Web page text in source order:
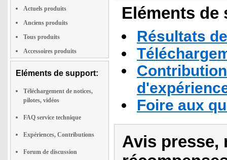
Actuels produits
Anciens produits
Tous produits
Accessoires produits
Eléments de support:
Téléchargement de notices,
pilotes, vidéos
FAQ service technique
Expériences, Contributions
Forum de discussion
Eléments
Résultats
Foire aux
Avis presse,